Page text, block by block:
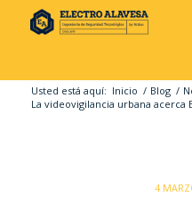
Usted está aquí: Inicio / Blog /
La videovigilancia urbana acerca
4 /